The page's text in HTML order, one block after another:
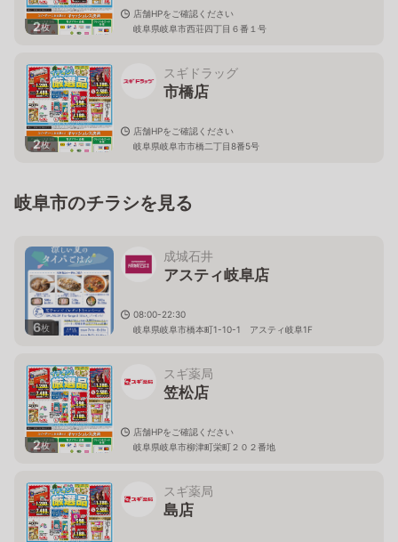
2枚
店舗HPをご確認ください
岐阜県岐阜市西荘四丁目６番１号
2枚
スギドラッグ
市橋店
店舗HPをご確認ください
岐阜県岐阜市市橋二丁目8番5号
岐阜市のチラシを見る
6枚
成城石井
アスティ岐阜店
08:00-22:30
岐阜県岐阜市橋本町1-10-1 アスティ岐阜1F
2枚
スギ薬局
笠松店
店舗HPをご確認ください
岐阜県岐阜市柳津町栄町２０２番地
スギ薬局
島店